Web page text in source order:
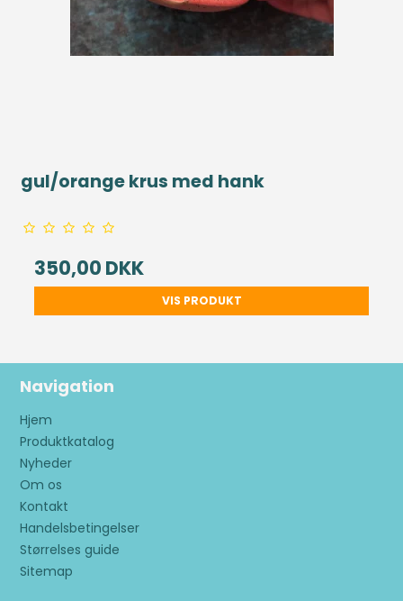
gul/orange krus med hank
350,00 DKK
VIS PRODUKT
Navigation
Hjem
Produktkatalog
Nyheder
Om os
Kontakt
Handelsbetingelser
Størrelses guide
Sitemap